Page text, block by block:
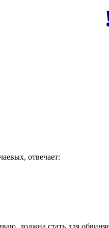
отвечает:
должна стать для